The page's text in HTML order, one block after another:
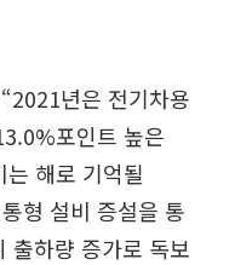
년은 전기차용
포인트 높은
해로 기억될
형 설비 증설을 통
출하량 증가로 독보